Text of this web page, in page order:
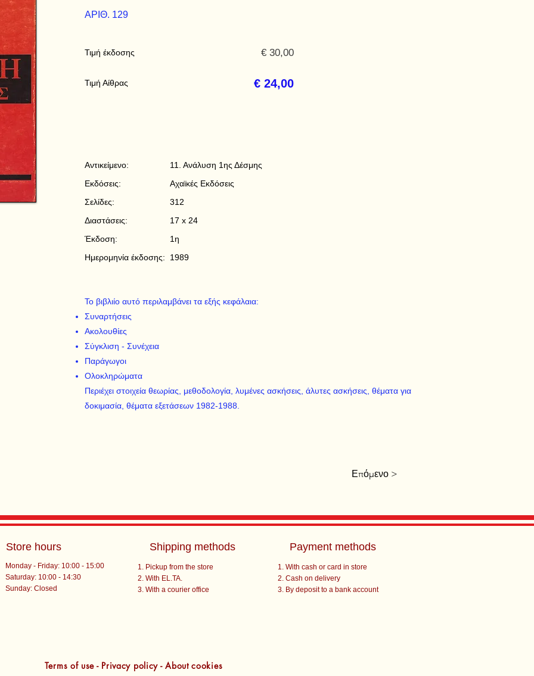
ΑΡΙΘ. 129
Τιμή έκδοσης
Τιμή Αίθρας
€ 30,00
€ 24,00
Αντικείμενο:
11. Ανάλυση 1ης Δέσμης
Εκδόσεις:
Αχαϊκές Εκδόσεις
Σελίδες:
312
Διαστάσεις:
17 x 24
Έκδοση:
1η
Ημερομηνία έκδοσης:
1989
Το βιβλιίο αυτό περιλαμβάνει τα εξής κεφάλαια:
Συναρτήσεις
Ακολουθίες
Σύγκλιση - Συνέχεια
Παράγωγοι
Ολοκληρώματα
Περιέχει στοιχεία θεωρίας, μεθοδολογία, λυμένες ασκήσεις, άλυτες ασκήσεις, θέματα για
δοκιμασία, θέματα εξετάσεων 1982-1988.
Επόμενο >
Store hours
Monday - Friday: 10:00 - 15:00
Saturday: 10:00 - 14:30
​Sunday: Closed
Shipping methods
Pickup from the store
With EL.TA.
With a courier office
Payment methods
With cash or card in store
Cash on delivery
By deposit to a bank account
Terms of use - Privacy policy - About cookies